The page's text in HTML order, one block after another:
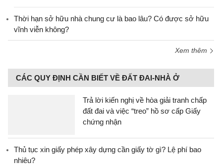
Thời hạn sở hữu nhà chung cư là bao lâu? Có được sở hữu
vĩnh viễn không?
Xem thêm
CÁC QUY ĐỊNH CẦN BIẾT VỀ ĐẤT ĐAI-NHÀ Ở
Trả lời kiến nghị về hòa giải tranh chấp
đất đai và việc “treo” hồ sơ cấp Giấy
chứng nhận
Thủ tục xin giấy phép xây dựng cần giấy tờ gì? Lệ phí bao
nhiêu?